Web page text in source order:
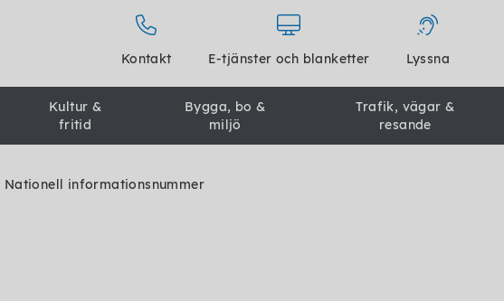
Kontakt E-tjänster och blanketter Lyssna
Kultur &
fritid
Bygga, bo &
miljö
Trafik, vägar &
resande
Nationell informationsnummer